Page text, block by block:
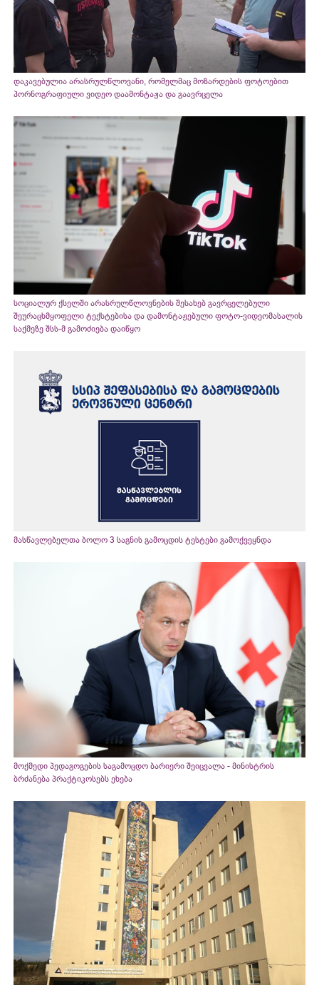
დაკავებულია არასრულწლოვანი, რომელმაც მოზარდების ფოტოებით
პორნოგრაფიული ვიდეო დაამონტაჟა და გაავრცელა
სოციალურ ქსელში არასრულწლოვნების შესახებ გავრცელებული
შეურაცხმყოფელი ტექსტებისა და დამონტაჟებული ფოტო-ვიდეომასალის
საქმეზე შსს-მ გამოძიება დაიწყო
მასწავლებელთა ბოლო 3 საგნის გამოცდის ტესტები გამოქვეყნდა
მოქმედი პედაგოგების საგამოცდო ბარიერი შეიცვალა - მინისტრის
ბრძანება პრაქტიკოსებს ეხება